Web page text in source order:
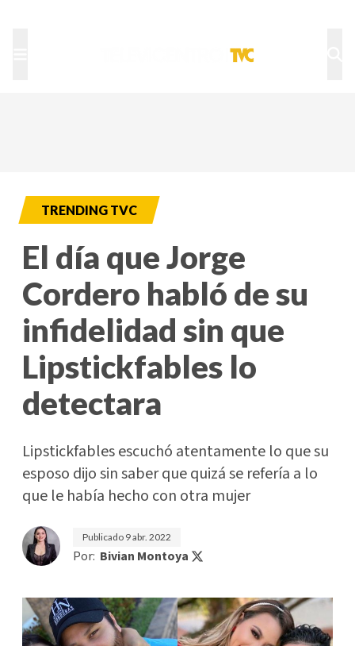
TRENDING TVC
El día que Jorge
Cordero habló de su
infidelidad sin que
Lipstickfables lo
detectara
Lipstickfables escuchó atentamente lo que su
esposo dijo sin saber que quizá se refería a lo
que le había hecho con otra mujer
Publicado 9 abr. 2022
Por: Bivian Montoya